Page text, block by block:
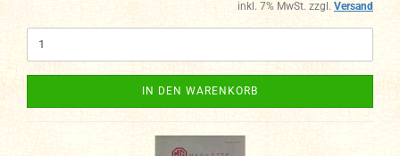
inkl. 7% MwSt. zzgl. Versand
IN DEN WARENKORB